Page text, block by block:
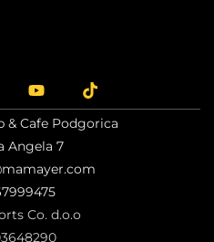
& Cafe Podgorica
Angela 7
Co. d.o.o